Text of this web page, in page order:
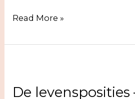
De
ego
Read More »
De levensposities